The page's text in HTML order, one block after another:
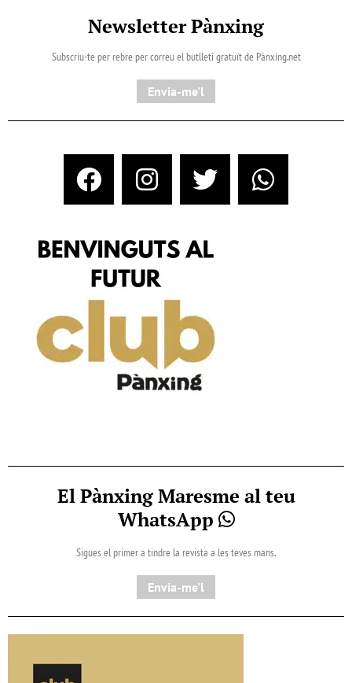
Newsletter Pànxing
Subscriu-te per rebre per correu el butlletí gratuït de Pànxing.net​
Envia-me'l
El Pànxing Maresme al teu
WhatsApp
Sigues el primer a tindre la revista a les teves mans.
Envia-me'l